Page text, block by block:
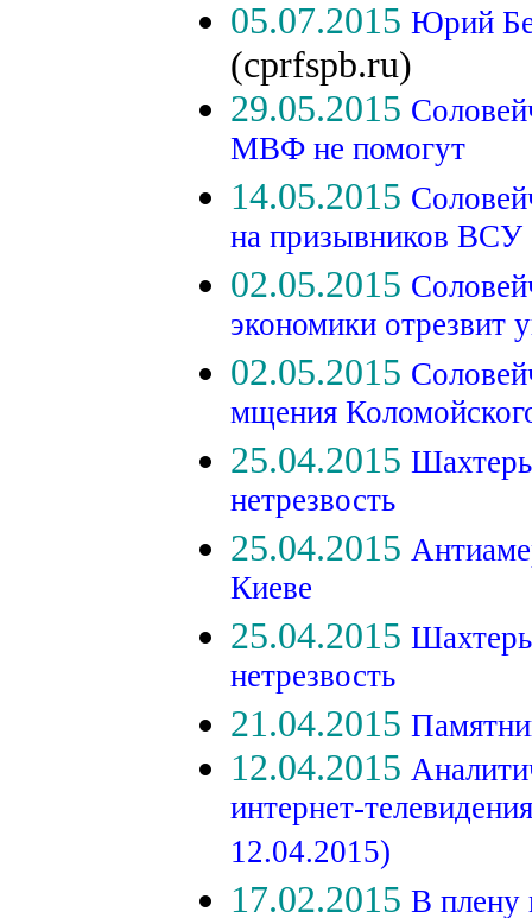
05.07.2015 Юрий
(cprfspb.ru)
29.05.2015
МВФ не помогут
14.05.2015
на призывников ВСУ
02.05.2015
экономики отрезвит
02.05.2015
мщения
25.04.2015
нетрезвость
25.04.2015
Киеве
25.04.2015
нетрезвость
21.04.2015
12.04.2015
интернет-
12.04.2015)
17.02.2015 В плену